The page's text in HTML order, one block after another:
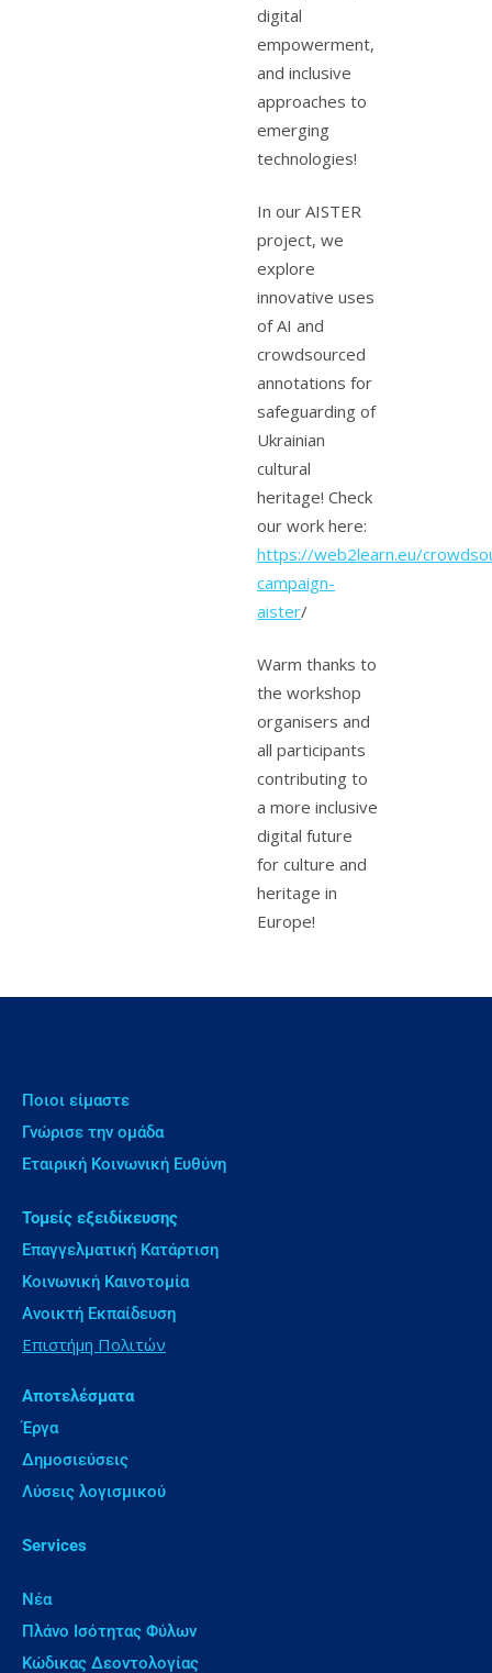
digital
empowerment,
and inclusive
approaches to
emerging
technologies!
In our AISTER
project, we
explore
innovative uses
of AI and
crowdsourced
annotations for
safeguarding of
Ukrainian
cultural
heritage! Check
our work here:
https://web2learn.eu/
campaign-
aister/
Warm thanks to
the workshop
organisers and
all participants
contributing to
a more inclusive
digital future
for culture and
heritage in
Europe!
Ποιοι είμαστε
Γνώρισε την ομάδα
Εταιρική Κοινωνική Ευθύνη
Τομείς εξειδίκευσης
Επαγγελματική Κατάρτιση
Κοινωνική Καινοτομία
Ανοικτή Εκπαίδευση
Επιστήμη Πολιτών
Αποτελέσματα
Έργα
Δημοσιεύσεις
Λύσεις λογισμικού
Services
Νέα
Πλάνο Ισότητας Φύλων
Κώδικας Δεοντολογίας